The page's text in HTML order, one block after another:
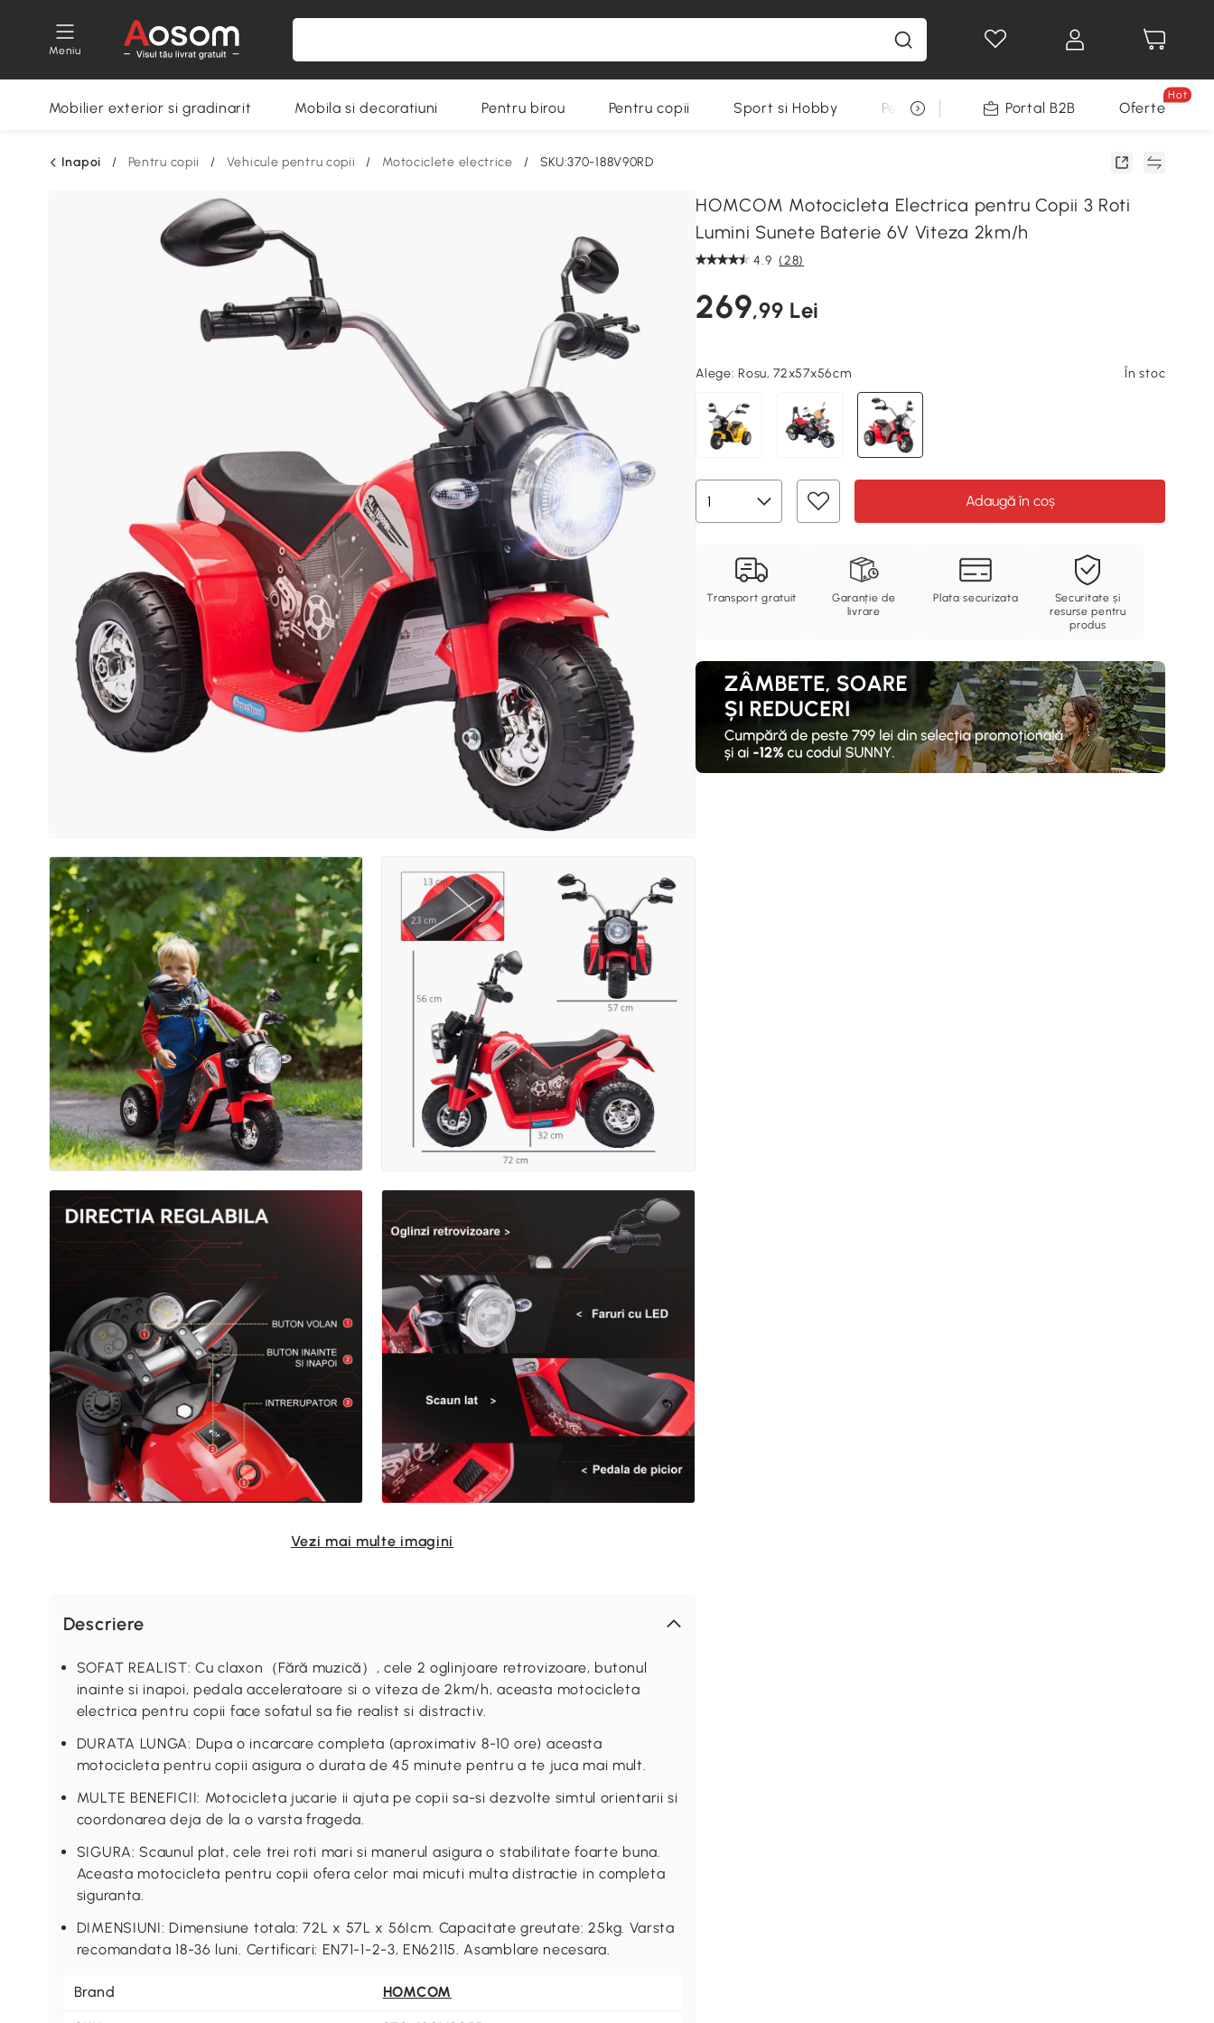
Meniu
Mobilier exterior si gradinarit Mobila si decoratiuni Pentru birou Pentru copii Sport si Hobby Pentru animale Decoratiuni Sarbatori
Portal B2B Oferte
Hot
Inapoi / Pentru copii / Vehicule pentru copii / Motociclete electrice / SKU:370-188V90RD
Vezi mai multe imagini
Descriere
SOFAT REALIST: Cu claxon（Fără muzică）, cele 2 oglinjoare retrovizoare, butonul
inainte si inapoi, pedala acceleratoare si o viteza de 2km/h, aceasta motocicleta
electrica pentru copii face sofatul sa fie realist si distractiv.
DURATA LUNGA: Dupa o incarcare completa (aproximativ 8-10 ore) aceasta
motocicleta pentru copii asigura o durata de 45 minute pentru a te juca mai mult.
MULTE BENEFICII: Motocicleta jucarie ii ajuta pe copii sa-si dezvolte simtul orientarii si
coordonarea deja de la o varsta frageda.
SIGURA: Scaunul plat, cele trei roti mari si manerul asigura o stabilitate foarte buna.
Aceasta motocicleta pentru copii ofera celor mai micuti multa distractie in completa
siguranta.
DIMENSIUNI: Dimensiune totala: 72L x 57L x 56Icm. Capacitate greutate: 25kg. Varsta
recomandata 18-36 luni. Certificari: EN71-1-2-3, EN62115. Asamblare necesara.
Brand HOMCOM
HOMCOM Motocicleta Electrica pentru Copii 3 Roti
Lumini Sunete Baterie 6V Viteza 2km/h
4.9 (28)
269,99 Lei
Alege:Rosu, 72x57x56cm În stoc
Adaugă în coș
Transport gratuit
Garanție de
livrare
Plata securizata
Securitate și
resurse pentru
produs